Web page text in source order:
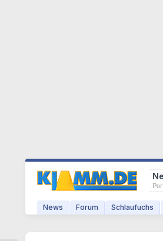
News Forum Schlaufuchs